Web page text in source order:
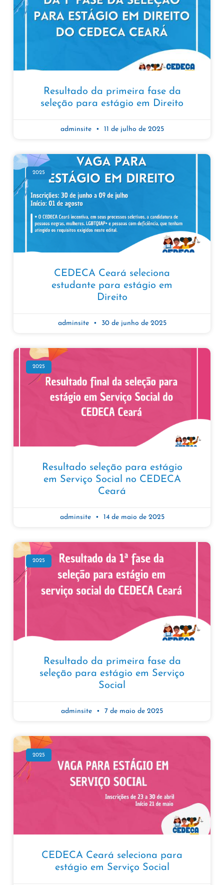
Resultado da primeira fase da
seleção para estágio em Direito
adminsite 11 de julho de 2025
2025
CEDECA Ceará seleciona
estudante para estágio em
Direito
adminsite 30 de junho de 2025
2025
Resultado seleção para estágio
em Serviço Social no CEDECA
Ceará
adminsite 14 de maio de 2025
2025
Resultado da primeira fase da
seleção para estágio em Serviço
Social
adminsite 7 de maio de 2025
2025
CEDECA Ceará seleciona para
estágio em Serviço Social